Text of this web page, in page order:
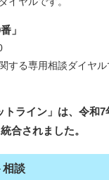
」
する専用相談ダイヤ
ライン」は、令和7
合されました。
相談